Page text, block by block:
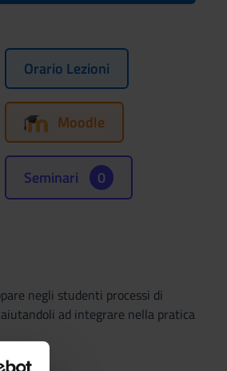
Orario Lezioni
Moodle
Seminari 0
negli studenti processi di
ad integrare nella pratica